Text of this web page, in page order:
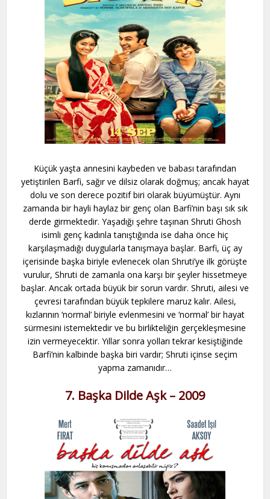
Küçük yaşta annesini kaybeden ve babası tarafından
yetiştirilen Barfi, sağır ve dilsiz olarak doğmuş; ancak hayat
dolu ve son derece pozitif biri olarak büyümüştür. Aynı
zamanda bir hayli haylaz bir genç olan Barfi’nin başı sık sık
derde girmektedir. Yaşadığı şehre taşınan Shruti Ghosh
isimli genç kadınla tanıştığında ise daha önce hiç
karşılaşmadığı duygularla tanışmaya başlar. Barfi, üç ay
içerisinde başka biriyle evlenecek olan Shruti’ye ilk görüşte
vurulur, Shruti de zamanla ona karşı bir şeyler hissetmeye
başlar. Ancak ortada büyük bir sorun vardır. Shruti, ailesi ve
çevresi tarafından büyük tepkilere maruz kalır. Ailesi,
kızlarının ‘normal’ biriyle evlenmesini ve ‘normal’ bir hayat
sürmesini istemektedir ve bu birlikteliğin gerçekleşmesine
izin vermeyecektir. Yıllar sonra yolları tekrar kesiştiğinde
Barfi’nin kalbinde başka biri vardır; Shruti içinse seçim
yapma zamanıdır…
7. Başka Dilde Aşk – 2009